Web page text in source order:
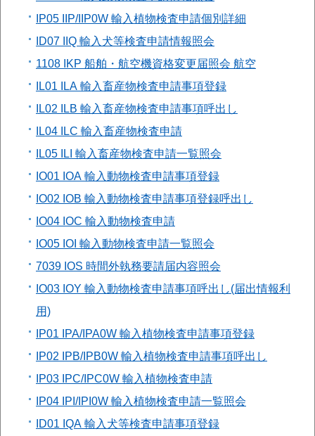
IP05 IIP/IIP0W 輸入植物検査申請個別詳細
ID07 IIQ 輸入犬等検査申請情報照会
1108 IKP 船舶・航空機資格変更届照会 航空
IL01 ILA 輸入畜産物検査申請事項登録
IL02 ILB 輸入畜産物検査申請事項呼出し
IL04 ILC 輸入畜産物検査申請
IL05 ILI 輸入畜産物検査申請一覧照会
IO01 IOA 輸入動物検査申請事項登録
IO02 IOB 輸入動物検査申請事項登録呼出し
IO04 IOC 輸入動物検査申請
IO05 IOI 輸入動物検査申請一覧照会
7039 IOS 時間外執務要請届内容照会
IO03 IOY 輸入動物検査申請事項呼出し(届出情報利
用)
IP01 IPA/IPA0W 輸入植物検査申請事項登録
IP02 IPB/IPB0W 輸入植物検査申請事項呼出し
IP03 IPC/IPC0W 輸入植物検査申請
IP04 IPI/IPI0W 輸入植物検査申請一覧照会
ID01 IQA 輸入犬等検査申請事項登録